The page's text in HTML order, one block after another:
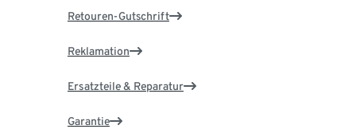
Retouren-Gutschrift
Reklamation
Ersatzteile & Reparatur
Garantie